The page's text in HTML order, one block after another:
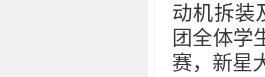
动机拆装
团全体学
赛，新星